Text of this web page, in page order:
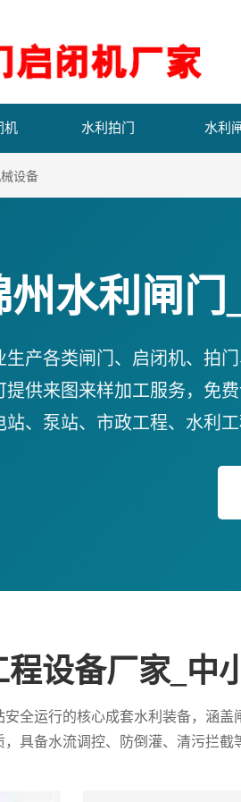
机 水利拍门 水利
设备
州水利闸门
产各类闸门、启闭机、拍
供来图来样加工服务，免
站、泵站、市政工程、水利
程设备厂家_中
全运行的核心成套水利装备，涵
具备水流调控、防倒灌、清污拦